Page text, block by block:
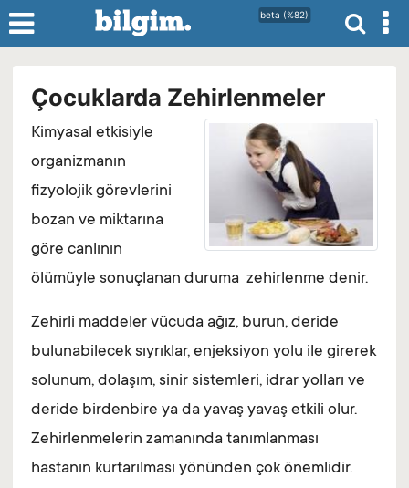
beta (%82)
Çocuklarda Zehirlenmeler
Kimyasal etkisiyle
organizmanın
fizyolojik görevlerini
bozan ve miktarına
göre canlının
ölümüyle sonuçlanan duruma zehirlenme denir.
Zehirli maddeler vücuda ağız, burun, deride
bulunabilecek sıyrıklar, enjeksiyon yolu ile girerek
solunum, dolaşım, sinir sistemleri, idrar yolları ve
deride birdenbire ya da yavaş yavaş etkili olur.
Zehirlenmelerin zamanında tanımlanması
hastanın kurtarılması yönünden çok önemlidir.